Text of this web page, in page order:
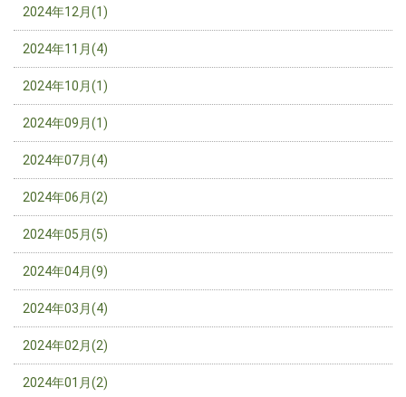
2024年12月(1)
2024年11月(4)
2024年10月(1)
2024年09月(1)
2024年07月(4)
2024年06月(2)
2024年05月(5)
2024年04月(9)
2024年03月(4)
2024年02月(2)
2024年01月(2)